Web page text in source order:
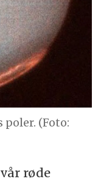
poler. (Foto:
røde